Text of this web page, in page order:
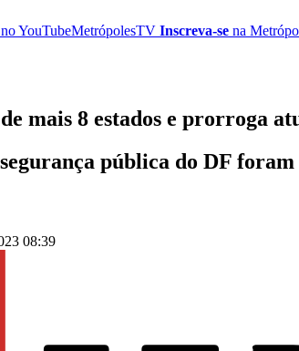
YouTubeMetrópolesTV Inscreva-se na
mais 8 estados e prorroga
pública do DF
08:39